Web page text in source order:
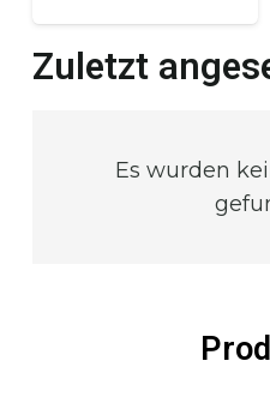
Zuletzt
Es wurden